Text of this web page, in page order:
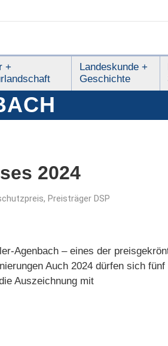
+
Landeskunde +
Geschichte
2024
, Preisträger DSP
Agenbach – eines der
Auch 2024 dürfen sich
Auszeichnung mit